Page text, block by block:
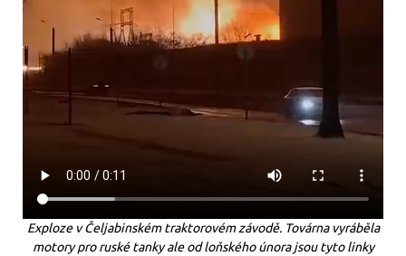
Exploze v Čeljabinském traktorovém závodě. Továrna vyráběla
motory pro ruské tanky ale od loňského února jsou tyto linky